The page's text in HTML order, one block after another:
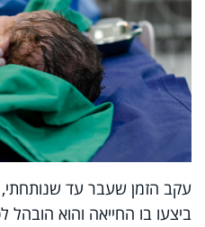
עקב הזמן שעבר עד שנותחתי,
ביצעו בו החייאה והוא